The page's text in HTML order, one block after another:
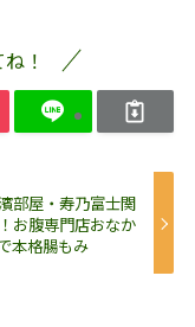
！
部屋・寿乃富士関
お腹専門店おなか
本格腸もみ